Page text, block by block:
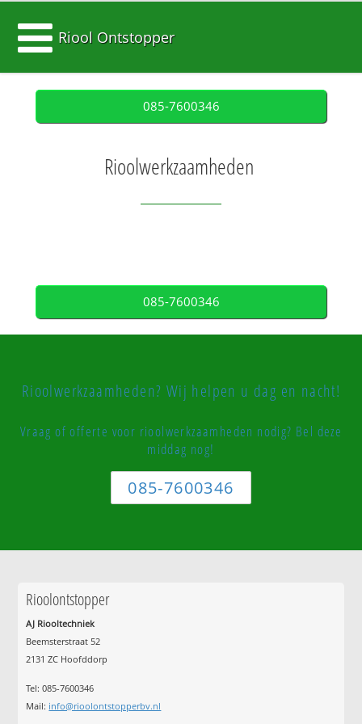
Riool Ontstopper
085-7600346
Rioolwerkzaamheden
085-7600346
Rioolwerkzaamheden? Wij helpen u dag en nacht!
Vraag of offerte voor rioolwerkzaamheden nodig? Bel deze
middag nog!
085-7600346
Rioolontstopper
AJ Riooltechniek
Beemsterstraat 52
2131 ZC Hoofddorp
Tel:085-7600346
Mail: info@rioolontstopperbv.nl